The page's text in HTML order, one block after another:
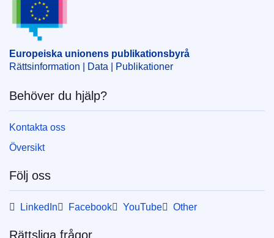
CELEX : 31991L0684
ELI :
OJ : JOL_1991_376_R_0038_011
Europeiska unionens publikationsbyrå
Rättsinformation | Data | Publikationer
Behöver du hjälp?
Kontakta oss
Översikt
Följ oss
LinkedIn Facebook YouTube Other
Rättsliga frågor